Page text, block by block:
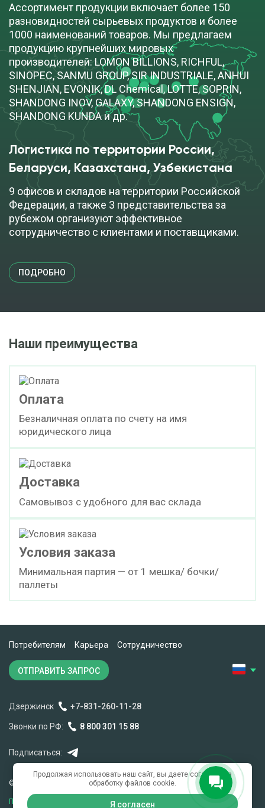
Ассортимент продукции включает более 150
разновидностей сырьевых продуктов и более
1000 наименований товаров. Мы предлагаем
продукцию крупнейших мировых
производителей: LOMON BILLIONS, RICHFUL,
SINOPEC, SANMU GROUP, SIR INDUSTRIALE, ANHUI
SHENJIAN, EVONIK, DL Chemical, LOTTE, SOPRIN,
SHANDONG INOV, GALAXY, SHANDONG ENSIGN,
SHANDONG KUNDA и др.
Логистика по территории России,
Беларуси, Казахстана, Узбекистана
9 офисов и складов на территории Российской
Федерации, а также 3 представительства за
рубежом организуют эффективное
сотрудничество с клиентами и поставщиками.
ПОДРОБНО
Наши преимущества
Оплата
Безналичная оплата по счету на имя
юридического лица
Доставка
Самовывоз с удобного для вас склада
Условия заказа
Минимальная партия — от 1 мешка/ бочки/
паллеты
Потребителям Карьера Сотрудничество
ОТПРАВИТЬ ЗАПРОС
Дзержинск +7-831-260-11-28
Звонки по РФ: 8 800 301 15 88
Подписаться:
© 2007-2026 Нео Кемикал
Политика конфиденциальности
Продолжая использовать наш сайт, вы даете согласие на
обработку файлов cookie.
Я согласен